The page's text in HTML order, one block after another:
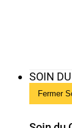
SOIN
Fermer